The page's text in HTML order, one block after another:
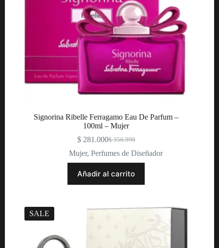
Signorina Ribelle Ferragamo Eau De Parfum –
100ml – Mujer
$356.990
Original
price
was:
$ 356.990.
$281.000Current
price
is:
$ 281.000.
Mujer,Perfumes de Diseñador
Añadir al carrito
SALE